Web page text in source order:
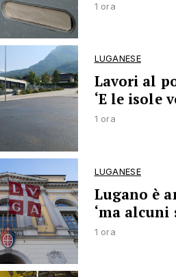
1 ora
LUGANESE
Lavori al
‘E le isole
1 ora
LUGANESE
Lugano è
‘ma alcuni
1 ora